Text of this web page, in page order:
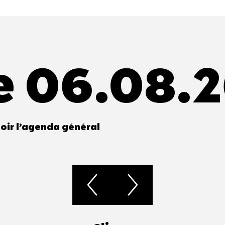
l’agenda général